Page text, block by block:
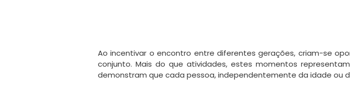
Ao incentivar o encontro entre diferentes gerações, criam-se
conjunto. Mais do que atividades, estes momentos
demonstram que cada pessoa, independentemente da idade ou